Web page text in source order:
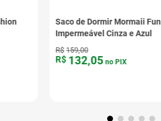
Saco de Dormir Mormaii Fun
Impermeável Cinza e Azul
R$ 159,00
R$ 132,05 no PIX